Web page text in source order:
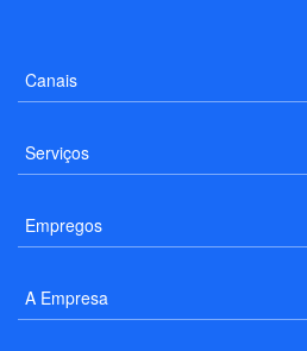
Canais
Serviços
Empregos
A Empresa